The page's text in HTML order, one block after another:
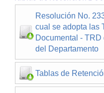
Resolución No.
cual se adopta las
Documental - TRD
del Departamento
Tablas de